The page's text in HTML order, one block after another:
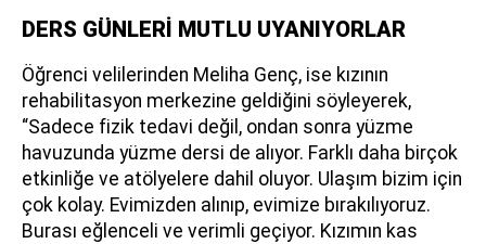
DERS GÜNLERİ MUTLU UYANIYORLAR
Öğrenci velilerinden Meliha Genç, ise kızının
rehabilitasyon merkezine geldiğini söyleyerek,
“Sadece fizik tedavi değil, ondan sonra yüzme
havuzunda yüzme dersi de alıyor. Farklı daha birçok
etkinliğe ve atölyelere dahil oluyor. Ulaşım bizim için
çok kolay. Evimizden alınıp, evimize bırakılıyoruz.
Burası eğlenceli ve verimli geçiyor. Kızımın kas